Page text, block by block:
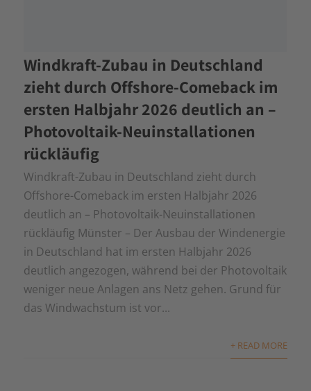
Windkraft-Zubau in Deutschland
zieht durch Offshore-Comeback im
ersten Halbjahr 2026 deutlich an –
Photovoltaik-Neuinstallationen
rückläufig
Windkraft-Zubau in Deutschland zieht durch
Offshore-Comeback im ersten Halbjahr 2026
deutlich an – Photovoltaik-Neuinstallationen
rückläufig Münster – Der Ausbau der Windenergie
in Deutschland hat im ersten Halbjahr 2026
deutlich angezogen, während bei der Photovoltaik
weniger neue Anlagen ans Netz gehen. Grund für
das Windwachstum ist vor...
+ READ MORE